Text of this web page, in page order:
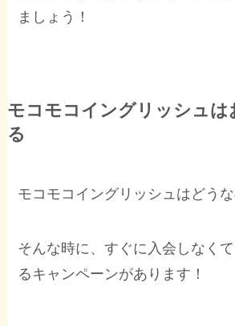
ましょう！
モコモコイングリッシュは
る
モコモコイングリッシュはどうな
そんな時に、すぐに入会しなく
るキャンペーンがあります！